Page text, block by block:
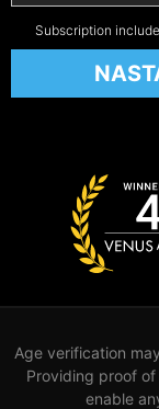
Subscription
Age verification
Providing proof
enable